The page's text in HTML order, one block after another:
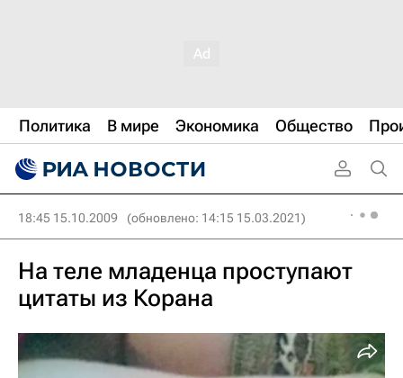
Политика В мире Экономика Общество
18:45 15.10.2009 (обновлено: 14:15 15.03.2021)
На теле младенца проступают
цитаты из Корана